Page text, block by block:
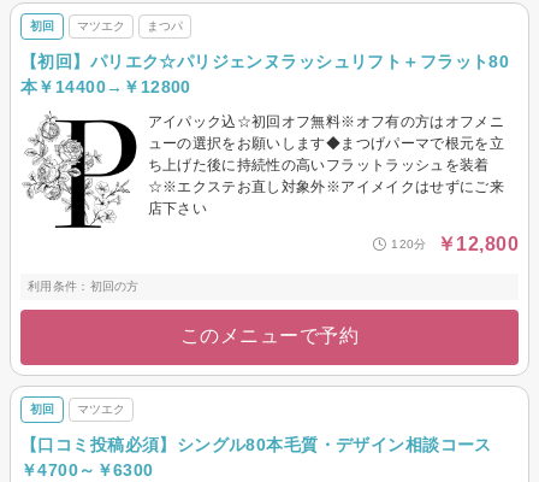
初回 マツエク まつパ
【初回】パリエク☆パリジェンヌラッシュリフト＋フラット80
本￥14400→￥12800
アイパック込☆初回オフ無料※オフ有の方はオフメニ
ューの選択をお願いします◆まつげパーマで根元を立
ち上げた後に持続性の高いフラットラッシュを装着
☆※エクステお直し対象外※アイメイクはせずにご来
店下さい
120分 ￥12,800
利用条件：初回の方
このメニューで予約
初回 マツエク
【口コミ投稿必須】シングル80本毛質・デザイン相談コース
￥4700～￥6300